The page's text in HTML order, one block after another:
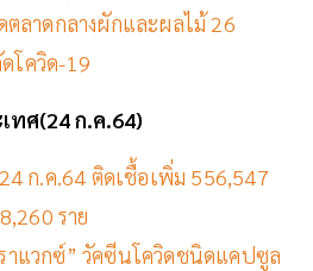
ตลาดกลางผักและผลไม้ 26
โควิด-19
ทศ(24 ก.ค.64)
ก.ค.64 ติดเชื้อเพิ่ม 556,547
ราย
าแวกซ์” วัคซีนโควิดชนิดแคปซูล